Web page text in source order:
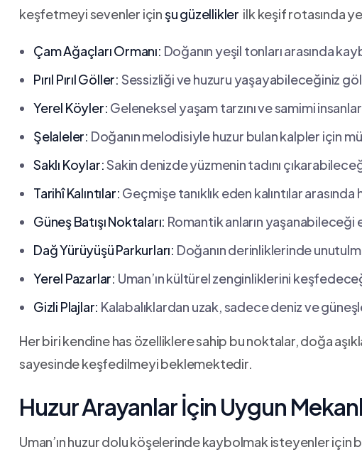
keşfetmeyi ⁤sevenler içinşu güzellikler ilk keşif rotasında
Çam Ağaçları ⁤Ormanı: Doğanın yeşil tonları arasında
Pırıl Pırıl⁤ Göller: Sessizliği ve huzuru yaşayabileceğiniz
Yerel Köyler: Geleneksel yaşam tarzını ve samimi
Şelaleler: Doğanın melodisiyle huzur bulan kalpler için
Saklı Koylar:Sakin denizde yüzmenin⁢ tadını
Tarihî Kalıntılar: Geçmişe tanıklık eden kalıntılar
Güneş⁤ Batışı Noktaları: Romantik ‌anların yaşanabileceği
Dağ Yürüyüşü⁤ Parkurları: ‍Doğanın derinliklerinde
Yerel Pazarlar: ​Uman’ın kültürel⁤ zenginliklerini
Gizli Plajlar: Kalabalıklardan uzak, sadece ‌deniz ve
Her biri kendine has ⁢özelliklere sahip bu noktalar, doğa
sayesinde keşfedilmeyi beklemektedir.
Huzur ⁢Arayanlar‌ İçin Uygun​
Uman’ın huzur dolu köşelerinde⁣ kaybolmak isteyenler